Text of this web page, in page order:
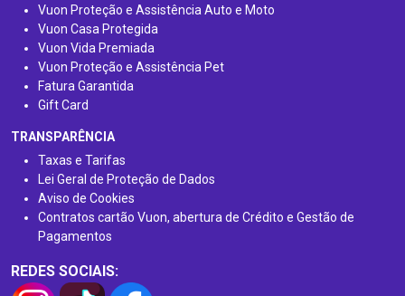
Vuon Proteção e Assistência Auto e Moto
Vuon Casa Protegida
Vuon Vida Premiada
Vuon Proteção e Assistência Pet
Fatura Garantida
Gift Card
TRANSPARÊNCIA
Taxas e Tarifas
Lei Geral de Proteção de Dados
Aviso de Cookies
Contratos cartão Vuon, abertura de Crédito e Gestão de
Pagamentos
REDES SOCIAIS: